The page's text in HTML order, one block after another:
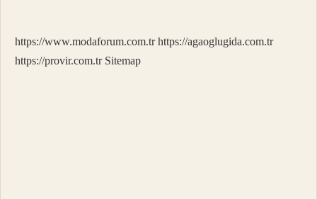
https://www.modaforum.com.tr https://agaoglugida.com.tr
https://provir.com.tr Sitemap